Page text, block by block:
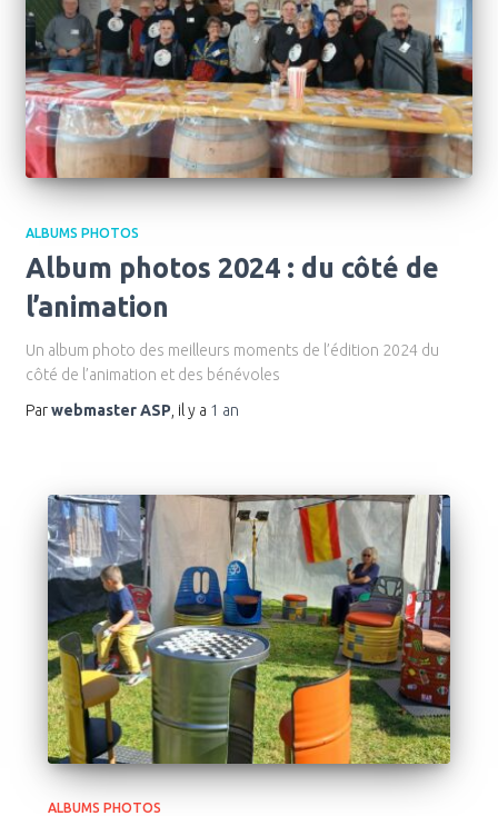
ALBUMS PHOTOS
Album photos 2024 : du côté de
l’animation
Un album photo des meilleurs moments de l’édition 2024 du
côté de l’animation et des bénévoles
Parwebmaster ASP, il y a 1 an
ALBUMS PHOTOS